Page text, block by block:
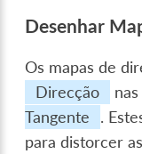
Desenhar
Os mapas de
Direcção
Tangente
.
para distorcer